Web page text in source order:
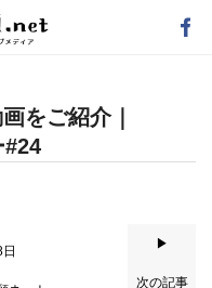
をご紹介｜
#24
▶
次の記事